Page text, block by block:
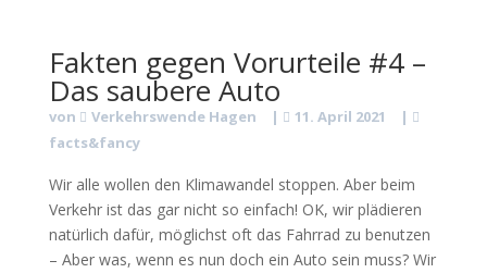
Fakten gegen Vorurteile #4 –
Das saubere Auto
von Verkehrswende Hagen | 11. April 2021
|
facts&fancy
Wir alle wollen den Klimawandel stoppen. Aber beim
Verkehr ist das gar nicht so einfach! OK, wir plädieren
natürlich dafür, möglichst oft das Fahrrad zu benutzen
– Aber was, wenn es nun doch ein Auto sein muss? Wir